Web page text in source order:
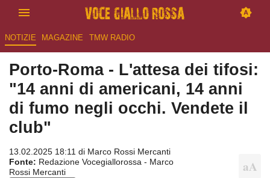
NOTIZIE MAGAZINE TMW RADIO
Porto-Roma - L'attesa dei tifosi:
"14 anni di americani, 14 anni
di fumo negli occhi. Vendete il
club"
13.02.2025 18:11 di Marco Rossi Mercanti
Fonte: Redazione Vocegiallorossa - Marco
Rossi Mercanti